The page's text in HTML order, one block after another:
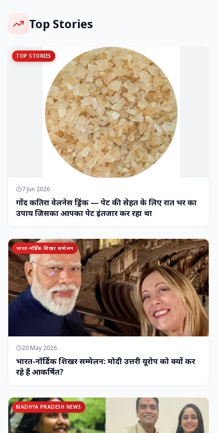
Top Stories
TOP STORIES
7 Jun 2026
गोंद कतिरा वेलनेस ड्रिंक — पेट की सेहत के लिए रात भर का
उपाय जिसका आपका पेट इंतजार कर रहा था
भारत-नॉर्डिक शिखर सम्मेलन
20 May 2026
भारत-नॉर्डिक शिखर सम्मेलन: मोदी उत्तरी यूरोप को क्यों कर
रहे हैं आकर्षित?
MADHYA PRADESH NEWS